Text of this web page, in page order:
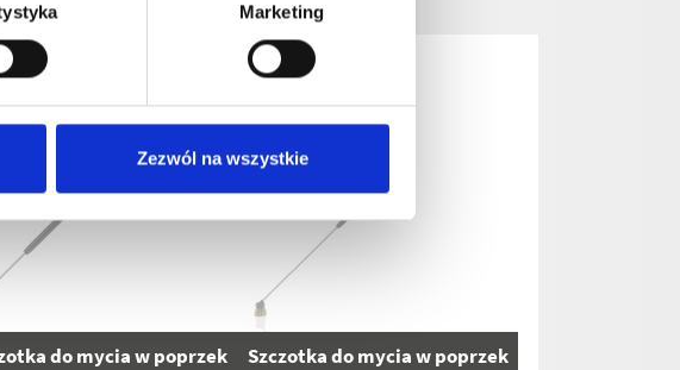
Marketing
Zezwól na wszystkie
do mycia w poprzek
Szczotka do mycia w poprzek